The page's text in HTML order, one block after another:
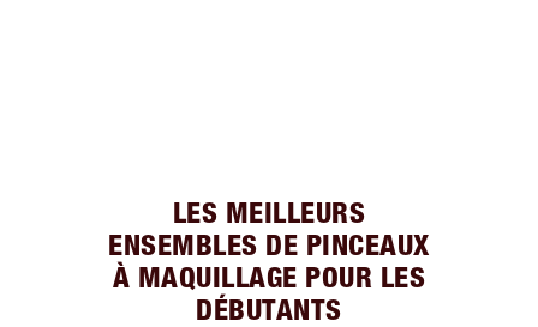
LES MEILLEURS
ENSEMBLES DE PINCEAUX
À MAQUILLAGE POUR LES
DÉBUTANTS